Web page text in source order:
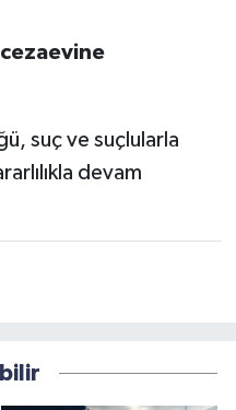
suç ve suçlularla
devam